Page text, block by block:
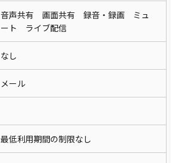
音声共有 画面共有 録音・録画 ミュ
ート ライブ配信
なし
メール
最低利用期間の制限なし